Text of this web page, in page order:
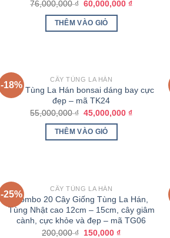
76,000,000₫ 60,000,000 ₫
THÊM VÀO GIỎ
-18%
CÂY TÙNG LA HÁN
Cây Tùng La Hán bonsai dáng bay cực
đẹp – mã TK24
55,000,000₫ 45,000,000 ₫
THÊM VÀO GIỎ
-25%
HẾT HÀNG
CÂY TÙNG LA HÁN
Combo 20 Cây Giống Tùng La Hán,
Tùng Nhật cao 12cm – 15cm, cây giâm
cành, cực khỏe và đẹp – mã TG06
200,000₫ 150,000 ₫